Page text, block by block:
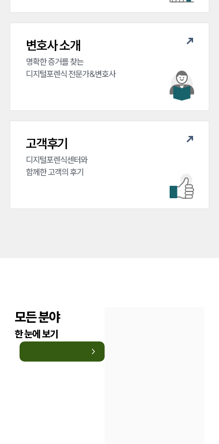
변호사 소개
명확한 증거를 찾는
디지털포렌식 전문가&변호사
고객후기
디지털포렌식센터와
함께한 고객의 후기
모든 분야
한 눈에 보기